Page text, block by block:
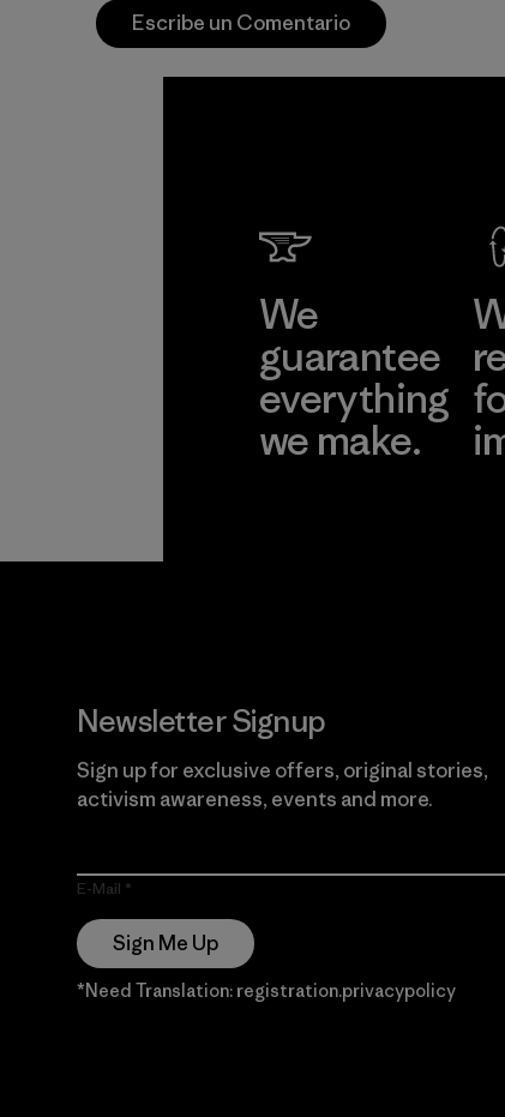
Escribe un Comentario
We
guarantee
everything
we make.
Newsletter Signup
Sign up for exclusive offers, original stories,
activism awareness, events and more.
E-Mail
Sign Me Up
*Need Translation: registration.privacypolicy